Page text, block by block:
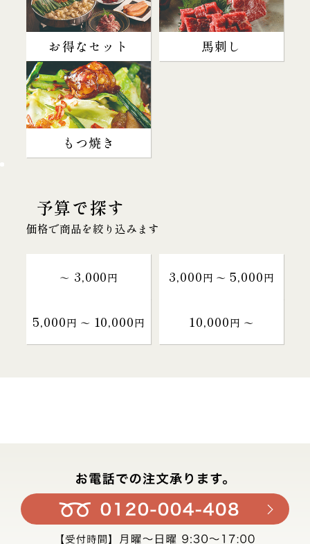
お得なセット 馬刺し
もつ焼き
予算で探す
価格で商品を絞り込みます
～ 3,000円 3,000円 〜 5,000円
5,000円 〜 10,000円 10,000円 〜